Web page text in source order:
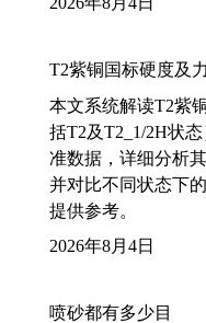
T2紫铜国标硬度及
本文系统解读T2紫
括T2及T2_1/2H状
准数据，详细分析
并对比不同状态下
提供参考。
2026年8月4日
喷砂都有多少目